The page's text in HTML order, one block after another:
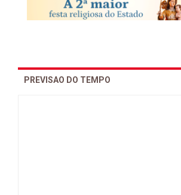
PREVISAO DO TEMPO